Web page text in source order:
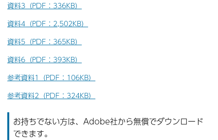
資料3（PDF：336KB）
資料4（PDF：2,502KB）
資料5（PDF：365KB）
資料6（PDF：393KB）
参考資料1（PDF：106KB）
参考資料2（PDF：324KB）
お持ちでない方は、Adobe社から無償でダウンロード
できます。